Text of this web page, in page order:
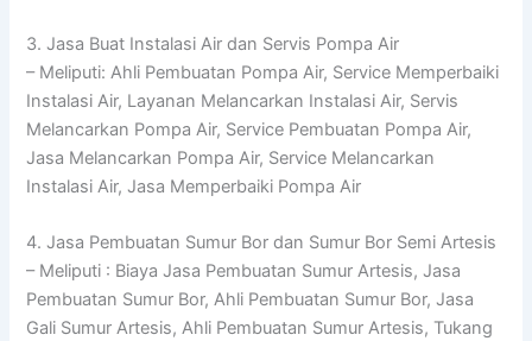
3. Jasa Buat Instalasi Air dan Servis Pompa Air
– Meliputi: Ahli Pembuatan Pompa Air, Service Memperbaiki
Instalasi Air, Layanan Melancarkan Instalasi Air, Servis
Melancarkan Pompa Air, Service Pembuatan Pompa Air,
Jasa Melancarkan Pompa Air, Service Melancarkan
Instalasi Air, Jasa Memperbaiki Pompa Air
4. Jasa Pembuatan Sumur Bor dan Sumur Bor Semi Artesis
– Meliputi : Biaya Jasa Pembuatan Sumur Artesis, Jasa
Pembuatan Sumur Bor, Ahli Pembuatan Sumur Bor, Jasa
Gali Sumur Artesis, Ahli Pembuatan Sumur Artesis, Tukang